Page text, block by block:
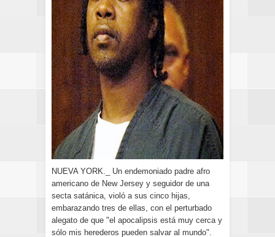
NUEVA YORK._ Un endemoniado padre afro
americano de New Jersey y seguidor de una
secta satánica, violó a sus cinco hijas,
embarazando tres de ellas, con el perturbado
alegato de que "el apocalipsis está muy cerca y
sólo mis herederos pueden salvar al mundo".